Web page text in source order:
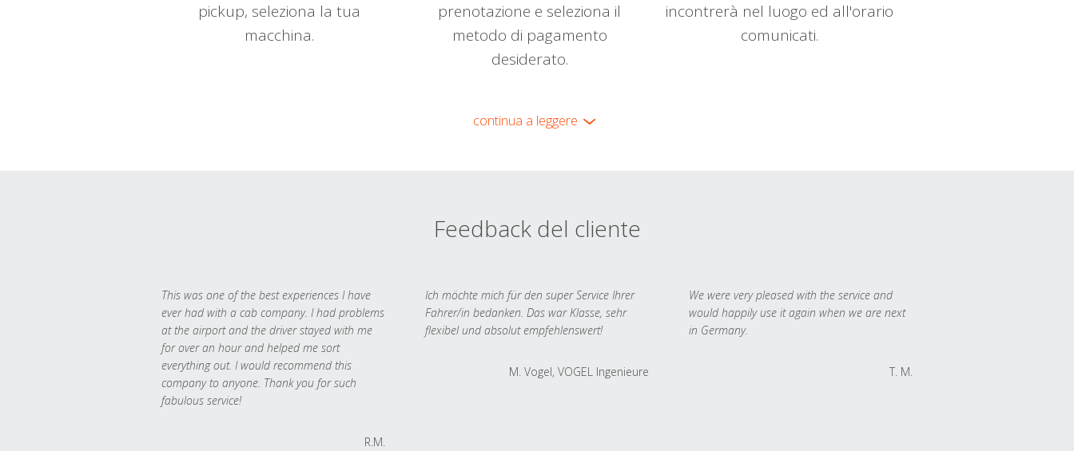
pickup, seleziona la tua
macchina.
prenotazione e seleziona il
metodo di pagamento
desiderato.
incontrerà nel luogo ed all'orario
comunicati.
continua a leggere
Feedback del cliente
This was one of the best experiences I have
ever had with a cab company. I had problems
at the airport and the driver stayed with me
for over an hour and helped me sort
everything out. I would recommend this
company to anyone. Thank you for such
fabulous service!
R.M.
Ich möchte mich für den super Service Ihrer
Fahrer/in bedanken. Das war Klasse, sehr
flexibel und absolut empfehlenswert!
M. Vogel, VOGEL Ingenieure
We were very pleased with the service and
would happily use it again when we are next
in Germany.
T. M.